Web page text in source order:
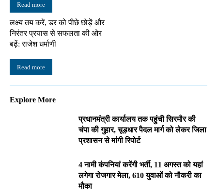
Read more
लक्ष्य तय करें, डर को पीछे छोड़ें और
निरंतर प्रयास से सफलता की ओर
बढ़ें: राजेश धर्माणी
Read more
Explore More
प्रधानमंत्री कार्यालय तक पहुंची सिरमौर की
चंपा की गुहार, चूड़धार पैदल मार्ग को लेकर जिला
प्रशासन से मांगी रिपोर्ट
4 नामी कंपनियां करेंगी भर्ती, 11 अगस्त को यहां
लगेगा रोजगार मेला, 610 युवाओं को नौकरी का
मौका